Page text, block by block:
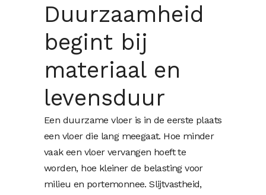
Duurzaamheid
begint bij
materiaal en
levensduur
Een duurzame vloer is in de eerste plaats
een vloer die lang meegaat. Hoe minder
vaak een vloer vervangen hoeft te
worden, hoe kleiner de belasting voor
milieu en portemonnee. Slijtvastheid,